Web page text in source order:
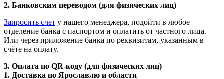
2. Банковским переводом (для физических лиц)
Запросить счет у нашего менеджера, подойти в любое
отделение банка с паспортом и оплатить от частного лица.
Или через приложение банка по реквизитам, указанным в
счёте на оплату.
3. Оплата по QR-коду (для физических лиц)
1. Доставка по Ярославлю и области